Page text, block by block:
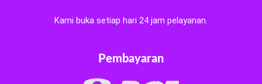
Kami buka setiap hari 24 jam pelayanan.
Pembayaran